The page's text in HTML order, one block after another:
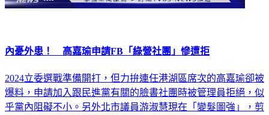
內憂外患！ 高嘉瑜申請FB「綠營社團」慘遭拒
2024立委選戰準備開打，但力拚連任港湖區席次的高嘉瑜卻被
爆料，申請加入跟民進黨有關的臉書社團時被管理員拒絕，似
乎黨內阻礙不小。另外北市議員游淑慧現在「變髮圖強」，剪